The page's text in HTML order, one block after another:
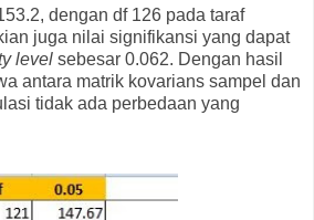
dengan df 126 pada taraf
juga nilai signifikansi yang dapat
level sebesar 0.062. Dengan hasil
antara matrik kovarians sampel dan
tidak ada perbedaan yang